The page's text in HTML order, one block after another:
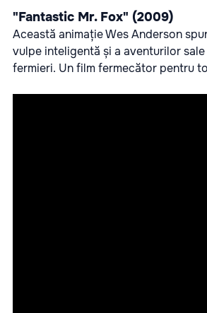
"Fantastic Mr. Fox" (2009)
Această animație Wes Anderson
vulpe inteligentă și a aventurilor
fermieri. Un film fermecător pentru